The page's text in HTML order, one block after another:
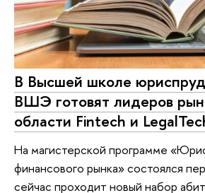
В Высшей школе
ВШЭ готовят лидеров
области Fintech и
На магистерской программе
финансового рынка» состоялся
сейчас проходит новый набор